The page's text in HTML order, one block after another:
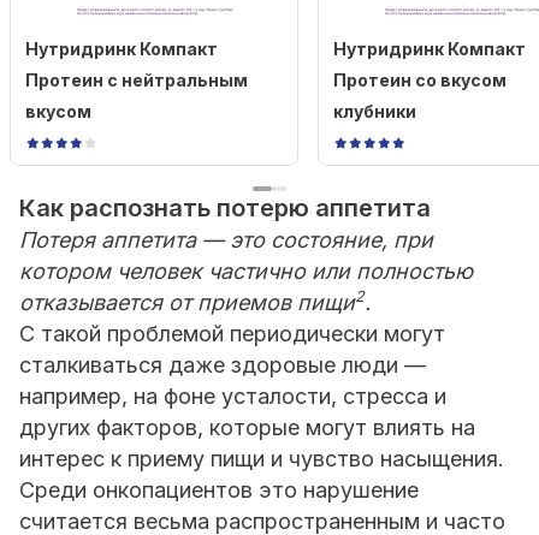
Нутридринк Компакт
Протеин с нейтральным
вкусом
Нутридринк Компакт
Протеин со вкусом
клубники
Как распознать потерю аппетита
Потеря аппетита — это состояние, при
котором человек частично или полностью
отказывается от приемов пищи2.
С такой проблемой периодически могут
сталкиваться даже здоровые люди —
например, на фоне усталости, стресса и
других факторов, которые могут влиять на
интерес к приему пищи и чувство насыщения.
Среди онкопациентов это нарушение
считается весьма распространенным и часто